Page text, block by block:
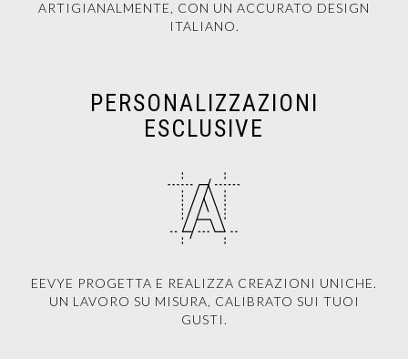
ARTIGIANALMENTE, CON UN ACCURATO DESIGN
ITALIANO.
PERSONALIZZAZIONI
ESCLUSIVE
EEVYE PROGETTA E REALIZZA CREAZIONI UNICHE.
UN LAVORO SU MISURA, CALIBRATO SUI TUOI
GUSTI.